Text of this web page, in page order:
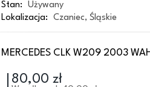
Stan:
Używany
Lokalizacja:
Czaniec, Śląskie
MERCEDES CLK W209 2003
80,00 zł